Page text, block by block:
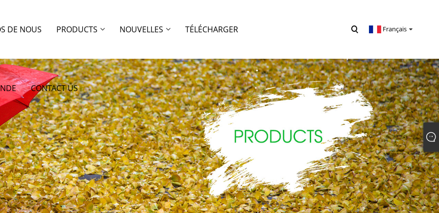
DE NOUS PRODUCTS NOUVELLES TÉLÉCHARGER
CONTACT US
Français